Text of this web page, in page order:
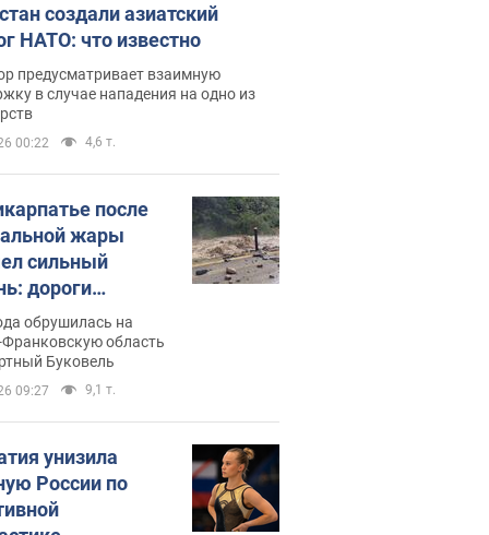
создали азиатский
НАТО: что известно
предусматривает взаимную
в случае нападения на одно из
00:22 4,6 т.
после
жары
сильный
дороги
в реки.
обрушилась на
область
Буковель
09:27 9,1 т.
унизила
России по